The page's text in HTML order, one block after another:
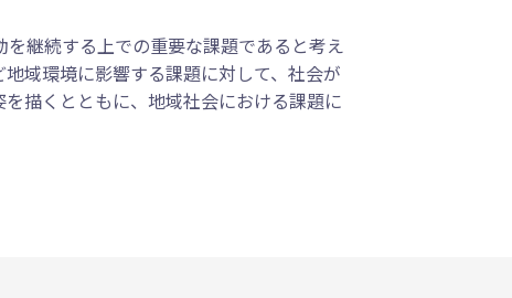
継続する上での重要な課題であると考え
域環境に影響する課題に対して、社会が
描くとともに、地域社会における課題に